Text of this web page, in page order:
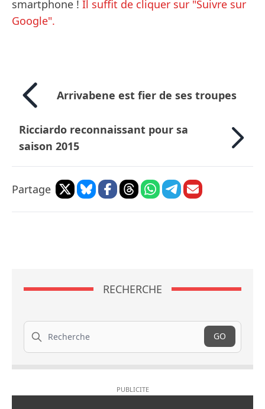
smartphone ! Il suffit de cliquer sur "Suivre sur
Google".
Arrivabene est fier de ses troupes
Ricciardo reconnaissant pour sa
saison 2015
Partage
RECHERCHE
Recherche
GO